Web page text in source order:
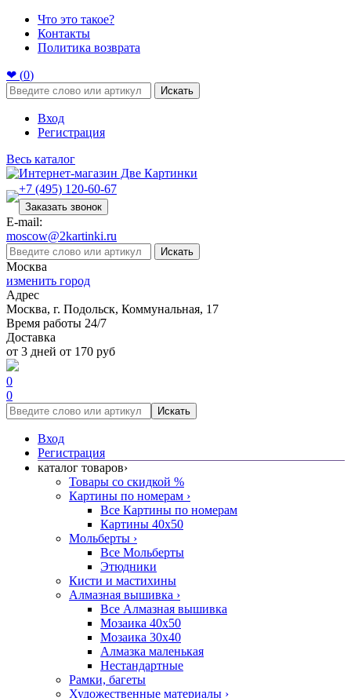
Что это такое?
Контакты
Политика возврата
❤ (0)
Искать
Вход
Регистрация
Весь каталог
+7 (495) 120-60-67
Заказать звонок
E-mail:
moscow@2kartinki.ru
Искать
Москва
изменить город
Адрес
Москва, г. Подольск, Коммунальная, 17
Время работы 24/7
Доставка
от 3 дней от 170 руб
0
0
Искать
Вход
Регистрация
каталог товаров›
Товары со скидкой %
Картины по номерам ›
Все Картины по номерам
Картины 40x50
Мольберты ›
Все Мольберты
Этюдники
Кисти и мастихины
Алмазная вышивка ›
Все Алмазная вышивка
Мозаика 40x50
Мозаика 30x40
Алмазка маленькая
Нестандартные
Рамки, багеты
Художественные материалы ›